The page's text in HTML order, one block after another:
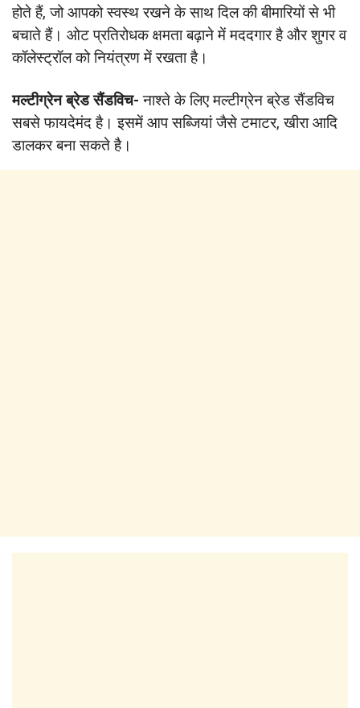
होते हैं, जो आपको स्वस्थ रखने के साथ दिल की बीमारियों से भी
बचाते हैं। ओट प्रतिरोधक क्षमता बढ़ाने में मददगार है और शुगर व
कॉलेस्ट्रॉल को नियंत्रण में रखता है।
मल्टीग्रेन ब्रेड सैंडविच- नाश्ते के लिए मल्टीग्रेन ब्रेड सैंडविच
सबसे फायदेमंद है। इसमें आप सब्जियां जैसे टमाटर, खीरा आदि
डालकर बना सकते है।